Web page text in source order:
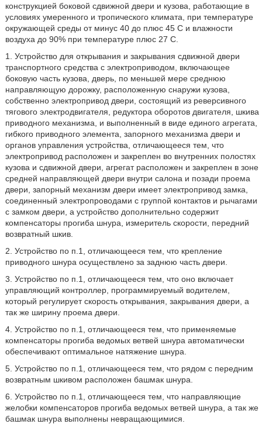
конструкцией боковой сдвижной двери и кузова, работающие в
условиях умеренного и тропического климата, при температуре
окружающей среды от минус 40 до плюс 45 С и влажности
воздуха до 90% при температуре плюс 27 С.
1. Устройство для открывания и закрывания сдвижной двери
транспортного средства с электроприводом, включающее
боковую часть кузова, дверь, по меньшей мере среднюю
направляющую дорожку, расположенную снаружи кузова,
собственно электропривод двери, состоящий из реверсивного
тягового электродвигателя, редуктора оборотов двигателя, шкива
приводного механизма, и выполненный в виде единого агрегата,
гибкого приводного элемента, запорного механизма двери и
органов управления устройства, отличающееся тем, что
электропривод расположен и закреплен во внутренних полостях
кузова и сдвижной двери, агрегат расположен и закреплен в зоне
средней направляющей двери внутри салона и позади проема
двери, запорный механизм двери имеет электропривод замка,
соединенный электропроводами с группой контактов и рычагами
с замком двери, а устройство дополнительно содержит
компенсаторы прогиба шнура, измеритель скорости, передний
возвратный шкив.
2. Устройство по п.1, отличающееся тем, что крепление
приводного шнура осуществлено за заднюю часть двери.
3. Устройство по п.1, отличающееся тем, что оно включает
управляющий контроллер, программируемый водителем,
который регулирует скорость открывания, закрывания двери, а
так же ширину проема двери.
4. Устройство по п.1, отличающееся тем, что применяемые
компенсаторы прогиба ведомых ветвей шнура автоматически
обеспечивают оптимальное натяжение шнура.
5. Устройство по п.1, отличающееся тем, что рядом с передним
возвратным шкивом расположен башмак шнура.
6. Устройство по п.1, отличающееся тем, что направляющие
желобки компенсаторов прогиба ведомых ветвей шнура, а так же
башмак шнура выполнены невращающимися.